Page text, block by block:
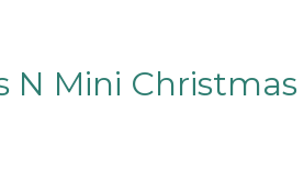
N Mini Christmas